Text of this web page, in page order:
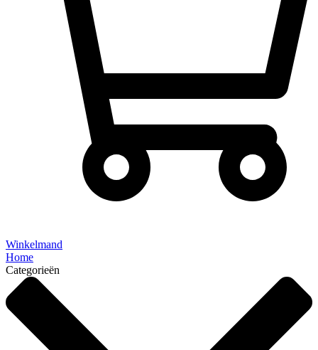
Winkelmand
Home
Categorieën